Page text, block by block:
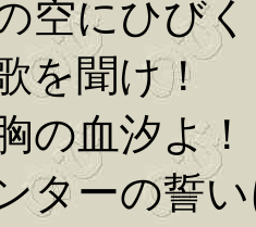
空にひびく
聞け！
血汐よ！
ーの誓い